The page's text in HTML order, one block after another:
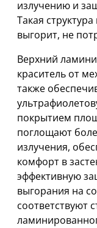
излучению и
Такая
выгорит, не
Верхний
краситель от
также
покрытием
поглощают
излучения,
комфорт в
эффективную
выгорания на
соответствуют